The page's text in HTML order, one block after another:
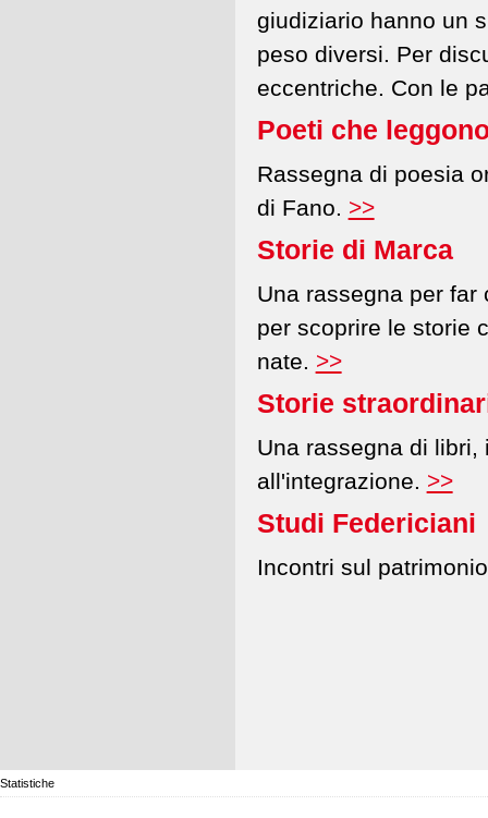
giudiziario hanno un
peso diversi. Per
eccentriche. Con le
Poeti che
Rassegna di poesia
di Fano. >>
Storie di Marca
Una rassegna per
per scoprire le storie
nate. >>
Storie
Una rassegna di
all'integrazione. >>
Studi Federiciani
Incontri sul
Statistiche